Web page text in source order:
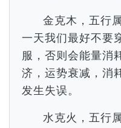
金克木，五行
一天我们最好不要
服，否则会能量消
济，运势衰减，消
发生失误。
水克火，五行